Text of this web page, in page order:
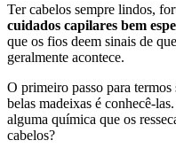
Ter cabelos sempre lindos,
cuidados capilares bem
que os fios deem sinais de
geralmente acontece.
O primeiro passo para
belas madeixas é conhecê-
alguma química que os
cabelos?